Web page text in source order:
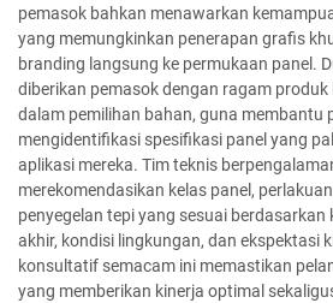
pemasok bahkan menawarkan
yang memungkinkan penerapan grafis
branding langsung ke permukaan panel.
diberikan pemasok dengan ragam
dalam pemilihan bahan, guna membantu
mengidentifikasi spesifikasi panel yang
aplikasi mereka. Tim teknis
merekomendasikan kelas panel,
penyegelan tepi yang sesuai
akhir, kondisi lingkungan, dan ekspektasi
konsultatif semacam ini memastikan
yang memberikan kinerja optimal